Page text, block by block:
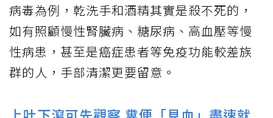
病毒為例，乾洗手和酒精其實是殺不死的，
如有照顧慢性腎臟病、糖尿病、高血壓等慢
性病患，甚至是癌症患者等免疫功能較差族
群的人，手部清潔更要留意。
上吐下瀉可先觀察 糞便「見血」盡速就